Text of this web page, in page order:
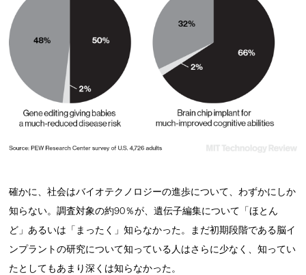
確かに、社会はバイオテクノロジーの進歩について、わずかにしか
知らない。調査対象の約90％が、遺伝子編集について「ほとん
ど」あるいは「まったく」知らなかった。まだ初期段階である脳イ
ンプラントの研究について知っている人はさらに少なく、知ってい
たとしてもあまり深くは知らなかった。